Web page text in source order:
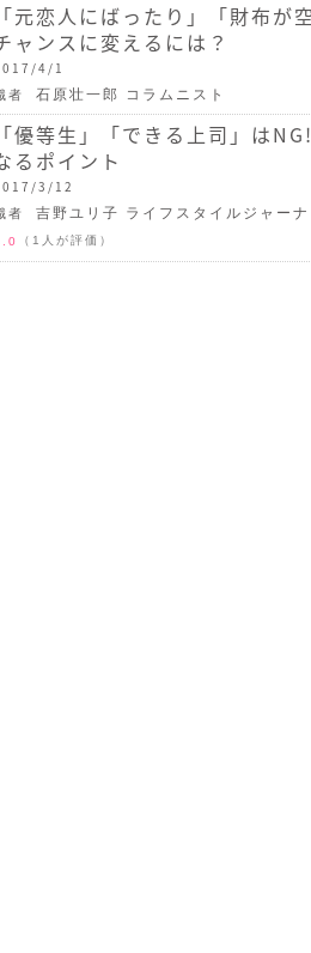
「元恋人にばったり」「財布
ャンスに変えるには？
4/1
者 石原壮一郎 コラムニスト
「優等生」「できる上司」は
るポイント
3/12
者 吉野ユリ子 ライフスタイルジャー
（1人が評価）